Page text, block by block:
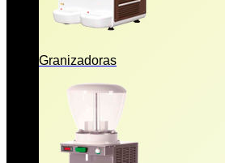
Granizadoras